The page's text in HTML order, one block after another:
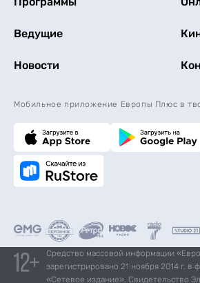
Ведущие
Новости
Мобильное приложение Европы Плюс в
Средство массовой информации
зарегистрировано 21 ноября 2014 г. в
«Сетевое издание». Свидетельство